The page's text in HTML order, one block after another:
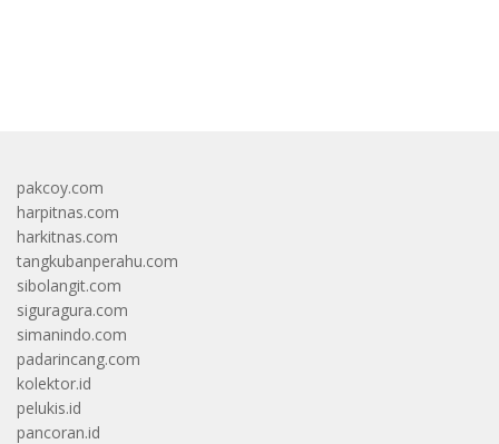
pakcoy.com
harpitnas.com
harkitnas.com
tangkubanperahu.com
sibolangit.com
siguragura.com
simanindo.com
padarincang.com
kolektor.id
pelukis.id
pancoran.id